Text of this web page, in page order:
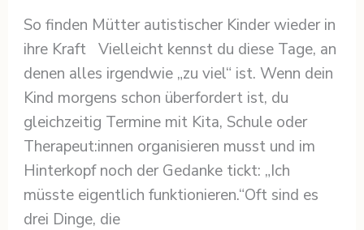
So finden Mütter autistischer Kinder wieder in
ihre Kraft Vielleicht kennst du diese Tage, an
denen alles irgendwie „zu viel“ ist. Wenn dein
Kind morgens schon überfordert ist, du
gleichzeitig Termine mit Kita, Schule oder
Therapeut:innen organisieren musst und im
Hinterkopf noch der Gedanke tickt: „Ich
müsste eigentlich funktionieren.“Oft sind es
drei Dinge, die